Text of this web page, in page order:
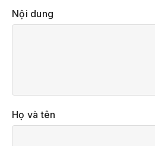
Nội dung
Họ và tên